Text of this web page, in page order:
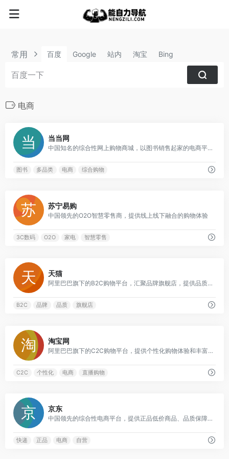
常用 百度 Google 站内 淘宝 Bing
电商
当当网
中国知名的综合性网上购物商城，以图书销售起家的电商平台
图书 多品类 电商 综合购物
苏宁易购
中国领先的O2O智慧零售商，提供线上线下融合的购物体验
3C数码 O2O 家电 智慧零售
天猫
阿里巴巴旗下的B2C购物平台，汇聚品牌旗舰店，提供品质购物体验
B2C 品牌 品质 旗舰店
淘宝网
阿里巴巴旗下的C2C购物平台，提供个性化购物体验和丰富的商品选择
C2C 个性化 电商 直播购物
京东
中国领先的综合性电商平台，提供正品低价商品、品质保障和配送及时服务
快递 正品 电商 自营